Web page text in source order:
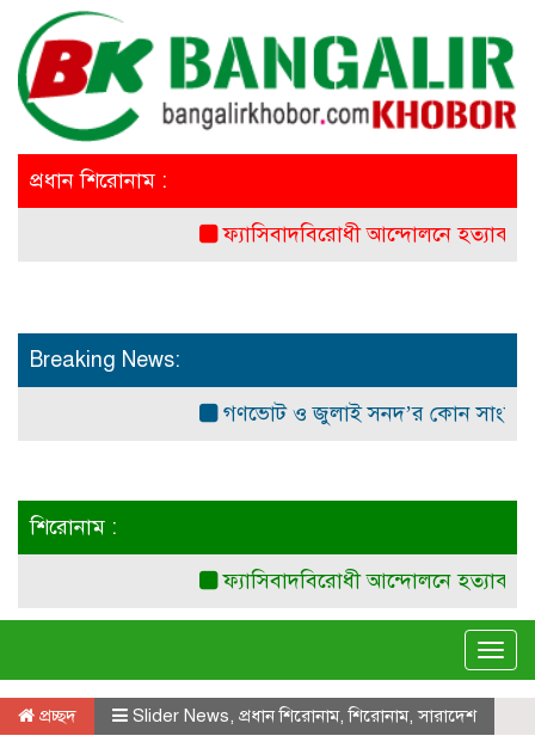
প্রধান শিরোনাম :
ফ্যাসিবাদবিরোধী আন্দোলনে হত্যাকাণ্ডের
Breaking News:
গণভোট ও জুলাই সনদ’র কোন সাংবিধানিক
শিরোনাম :
ফ্যাসিবাদবিরোধী আন্দোলনে হত্যাকাণ্ডের
প্রচ্ছদ Slider News, প্রধান শিরোনাম,শিরোনাম,সারাদেশ